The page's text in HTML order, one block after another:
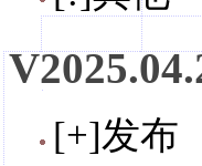
[+]发布